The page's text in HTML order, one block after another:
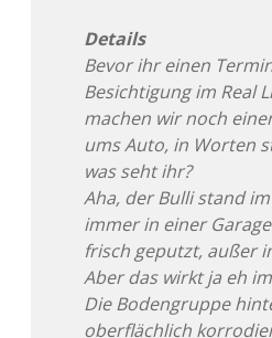
Details
Bevor ihr einen
Besichtigung im Real
machen wir noch
ums Auto, in Worten
was seht ihr?
Aha, der Bulli stand
immer in einer
frisch geputzt, außer
Aber das wirkt ja eh
Die Bodengruppe
oberflächlich